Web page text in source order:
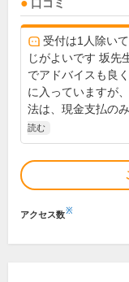
口コミ
受付は1人除い
じがよいです 坂先
でアドバイスも良
に入っていますが
法は、現金支払のみ
読む
アクセス数※